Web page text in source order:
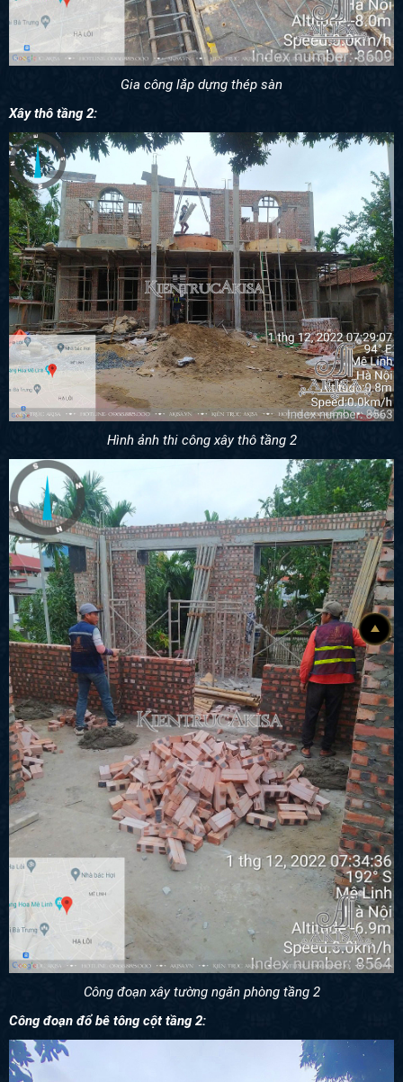
Gia công lắp dựng thép sàn
Xây thô tầng 2:
Hình ảnh thi công xây thô tầng 2
Công đoạn xây tường ngăn phòng tầng 2
Công đoạn đổ bê tông cột tầng 2: